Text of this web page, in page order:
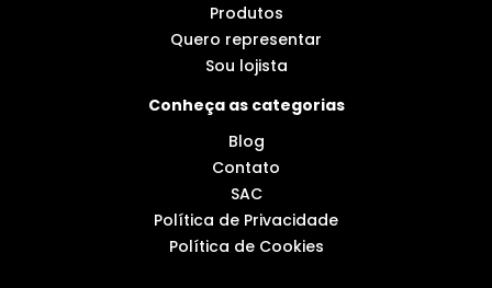
Produtos
Quero representar
Sou lojista
Conheça as categorias
Blog
Contato
SAC
Política de Privacidade
Política de Cookies